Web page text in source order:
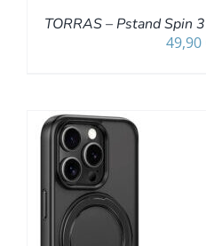
TORRAS – Pstand Spin
49,90